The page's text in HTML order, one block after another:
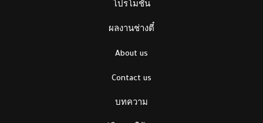
โปรโมชั่น
ผลงานช่างตี๋
About us
Contact us
บทความ